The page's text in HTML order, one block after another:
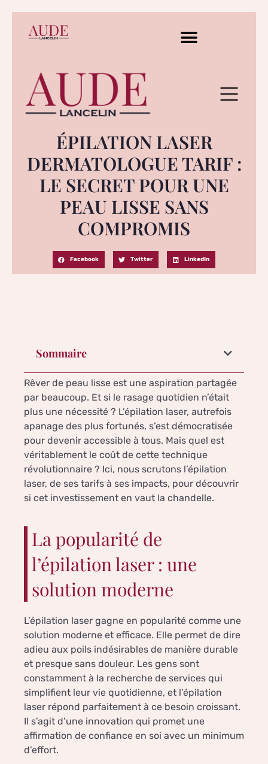
ÉPILATION LASER
DERMATOLOGUE TARIF :
LE SECRET POUR UNE
PEAU LISSE SANS
COMPROMIS
Facebook Twitter LinkedIn
Sommaire
Rêver de peau lisse est une aspiration partagée
par beaucoup. Et si le rasage quotidien n’était
plus une nécessité ? L’épilation laser, autrefois
apanage des plus fortunés, s’est démocratisée
pour devenir accessible à tous. Mais quel est
véritablement le coût de cette technique
révolutionnaire ? Ici, nous scrutons l’épilation
laser, de ses tarifs à ses impacts, pour découvrir
si cet investissement en vaut la chandelle.
La popularité de
l’épilation laser : une
solution moderne
L’épilation laser gagne en popularité comme une
solution moderne et efficace. Elle permet de dire
adieu aux poils indésirables de manière durable
et presque sans douleur. Les gens sont
constamment à la recherche de services qui
simplifient leur vie quotidienne, et l’épilation
laser répond parfaitement à ce besoin croissant.
Il s’agit d’une innovation qui promet une
affirmation de confiance en soi avec un minimum
d’effort.